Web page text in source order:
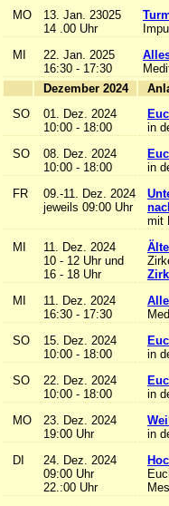
MO
13. Jan. 23025
14 .00 Uhr
MI
22. Jan. 2025
16:30 - 17:30
Dezember 2024
SO
01. Dez. 2024
10:00 - 18:00
in
SO
08. Dez. 2024
10:00 - 18:00
in
FR
09.-11. Dez. 2024
jeweils 09:00 Uhr
mit
MI
11. Dez. 2024
10 - 12 Uhr und
16 - 18 Uhr
MI
11. Dez. 2024
16:30 - 17:30
SO
15. Dez. 2024
10:00 - 18:00
in
SO
22. Dez. 2024
10:00 - 18:00
in
MO
23. Dez. 2024
19:00 Uhr
in
DI
24. Dez. 2024
09:00 Uhr
22.:00 Uhr